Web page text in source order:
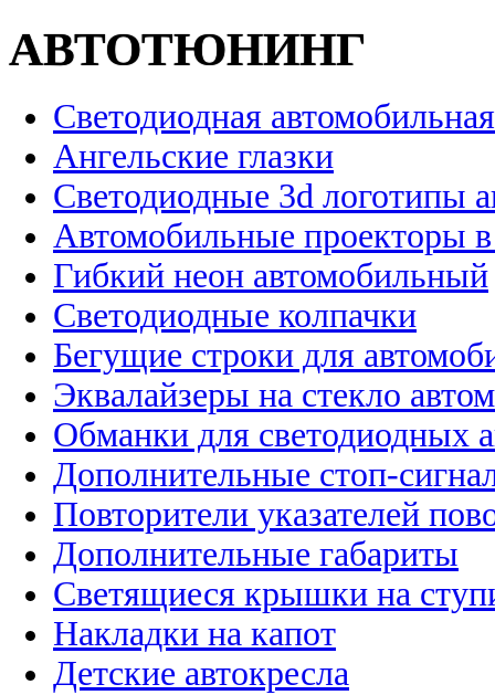
АВТОТЮНИНГ
Светодиодная
Ангельские глазки
Светодиодные 3d логотипы
Автомобильные проекторы
Гибкий неон автомобильный
Светодиодные колпачки
Бегущие строки для
Эквалайзеры на стекло
Обманки для светодиодных
Дополнительные стоп-
Повторители указателей
Дополнительные габариты
Светящиеся крышки на
Накладки на капот
Детские автокресла